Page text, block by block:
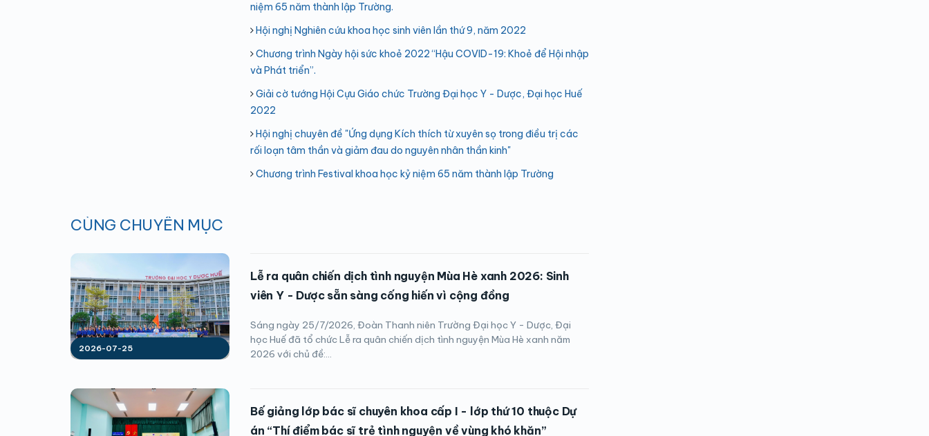
niệm 65 năm thành lập Trường.
Hội nghị Nghiên cứu khoa học sinh viên lần thứ 9, năm 2022
Chương trình Ngày hội sức khoẻ 2022 “Hậu COVID-19: Khoẻ để Hội nhập
và Phát triển”.
Giải cờ tướng Hội Cựu Giáo chức Trường Đại học Y - Dược, Đại học Huế
2022
Hội nghị chuyên đề "Ứng dụng Kích thích từ xuyên sọ trong điều trị các
rối loạn tâm thần và giảm đau do nguyên nhân thần kinh"
Chương trình Festival khoa học kỷ niệm 65 năm thành lập Trường
CÙNG CHUYÊN MỤC
2026-07-25
Lễ ra quân chiến dịch tình nguyện Mùa Hè xanh 2026: Sinh
viên Y - Dược sẵn sàng cống hiến vì cộng đồng
Sáng ngày 25/7/2026, Đoàn Thanh niên Trường Đại học Y - Dược, Đại
học Huế đã tổ chức Lễ ra quân chiến dịch tình nguyện Mùa Hè xanh năm
2026 với chủ đề:...
Bế giảng lớp bác sĩ chuyên khoa cấp I - lớp thứ 10 thuộc Dự
án “Thí điểm bác sĩ trẻ tình nguyện về vùng khó khăn”